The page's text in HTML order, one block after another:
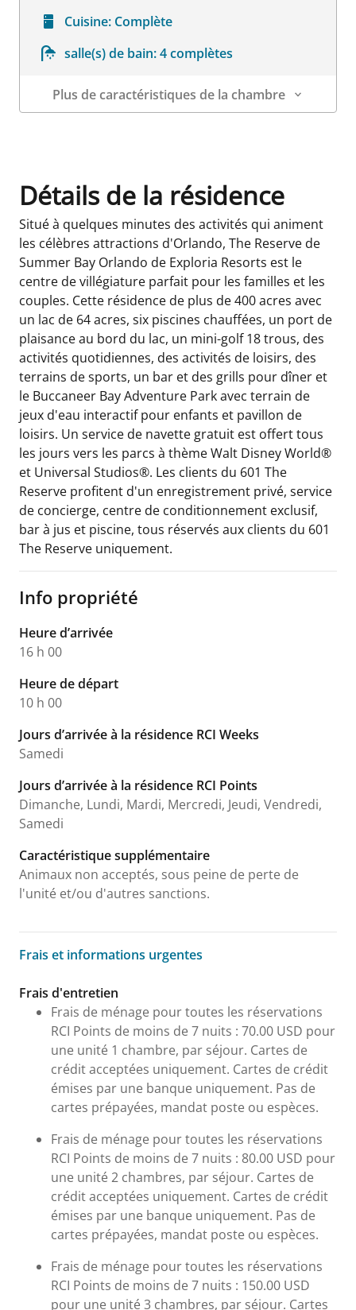
Cuisine: Complète
salle(s) de bain:4 complètes
Plus de caractéristiques de la chambre
Détails de la résidence
Situé à quelques minutes des activités qui animent
les célèbres attractions d'Orlando, The Reserve de
Summer Bay Orlando de Exploria Resorts est le
centre de villégiature parfait pour les familles et les
couples. Cette résidence de plus de 400 acres avec
un lac de 64 acres, six piscines chauffées, un port de
plaisance au bord du lac, un mini-golf 18 trous, des
activités quotidiennes, des activités de loisirs, des
terrains de sports, un bar et des grills pour dîner et
le Buccaneer Bay Adventure Park avec terrain de
jeux d'eau interactif pour enfants et pavillon de
loisirs. Un service de navette gratuit est offert tous
les jours vers les parcs à thème Walt Disney World®
et Universal Studios®. Les clients du 601 The
Reserve profitent d'un enregistrement privé, service
de concierge, centre de conditionnement exclusif,
bar à jus et piscine, tous réservés aux clients du 601
The Reserve uniquement.
Info propriété
Heure d’arrivée
16 h 00
Heure de départ
10 h 00
Jours d’arrivée à la résidence RCI Weeks
Samedi
Jours d’arrivée à la résidence RCI Points
Dimanche, Lundi, Mardi, Mercredi, Jeudi, Vendredi,
Samedi
Caractéristique supplémentaire
Animaux non acceptés, sous peine de perte de
l'unité et/ou d'autres sanctions.
Frais et informations urgentes
Frais et informations urgentes
Frais d'entretien
Frais de ménage pour toutes les réservations
RCI Points de moins de 7 nuits : 70.00 USD pour
une unité 1 chambre, par séjour. Cartes de
crédit acceptées uniquement. Cartes de crédit
émises par une banque uniquement. Pas de
cartes prépayées, mandat poste ou espèces.
Frais de ménage pour toutes les réservations
RCI Points de moins de 7 nuits : 80.00 USD pour
une unité 2 chambres, par séjour. Cartes de
crédit acceptées uniquement. Cartes de crédit
émises par une banque uniquement. Pas de
cartes prépayées, mandat poste ou espèces.
Frais de ménage pour toutes les réservations
RCI Points de moins de 7 nuits : 150.00 USD
pour une unité 3 chambres, par séjour. Cartes